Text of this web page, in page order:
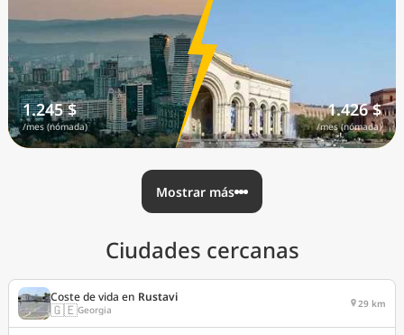
1.245 $
/mes (nómada)
1.426 $
/mes (nómada)
Mostrar más
Ciudades cercanas
Coste de vida en Rustavi
🇬🇪Georgia 29 km